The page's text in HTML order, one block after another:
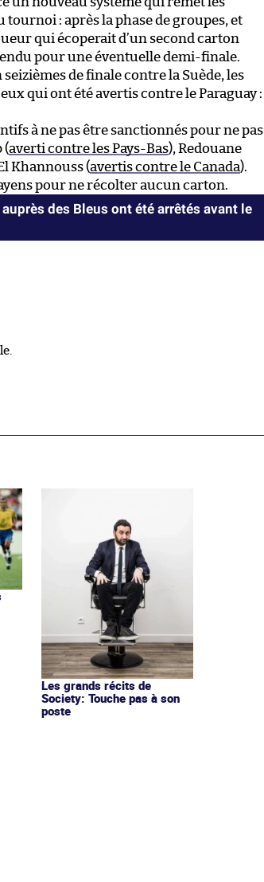
: après la phase de groupes, et
qui écoperait d’un second carton
pour une éventuelle demi-finale.
de finale contre la Suède, les
qui ont été avertis contre le Paraguay :
à ne pas être sanctionnés pour ne pas
(averti contre les Pays-Bas), Redouane
Khannouss (avertis contre le Canada).
pour ne récolter aucun carton.
des Bleus ont été arrêtés avant le
Les grands récits de
Society: Touche pas à son
poste